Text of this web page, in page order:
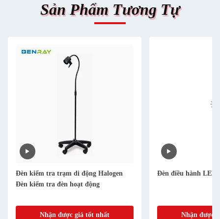
Sản Phẩm Tương Tự
Đèn kiểm tra trạm di động Halogen
Đèn kiểm tra đèn hoạt động
Nhận được giá tốt nhất
Đèn điều hành LED
Nhận được